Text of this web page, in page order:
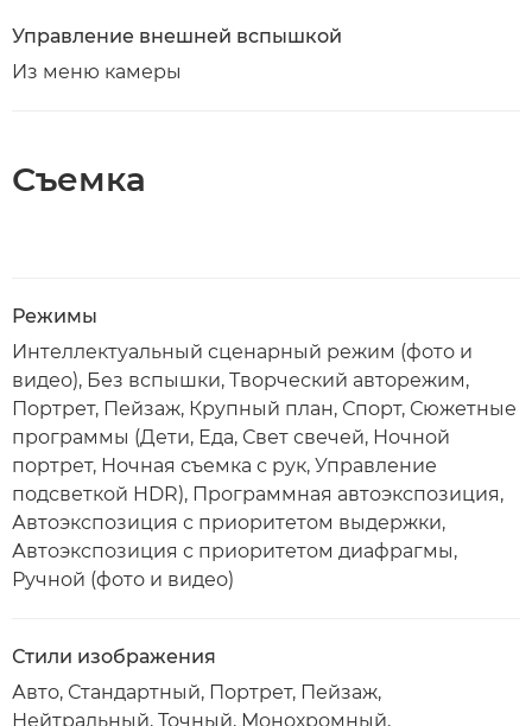
Управление внешней вспышкой
Из меню камеры
Съемка
Режимы
Интеллектуальный сценарный режим (фото и
видео), Без вспышки, Творческий авторежим,
Портрет, Пейзаж, Крупный план, Спорт, Сюжетные
программы (Дети, Еда, Свет свечей, Ночной
портрет, Ночная съемка с рук, Управление
подсветкой HDR), Программная автоэкспозиция,
Автоэкспозиция с приоритетом выдержки,
Автоэкспозиция с приоритетом диафрагмы,
Ручной (фото и видео)
Стили изображения
Авто, Стандартный, Портрет, Пейзаж,
Нейтральный, Точный, Монохромный,